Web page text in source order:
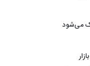
می‌شود